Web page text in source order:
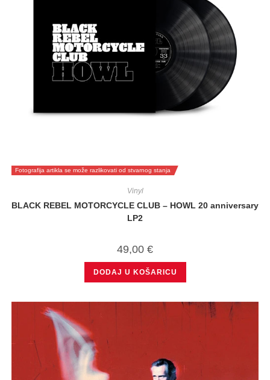
Fotografija artikla se može razlikovati od stvarnog stanja
Vinyl
BLACK REBEL MOTORCYCLE CLUB – HOWL 20 anniversary
LP2
49,00 €
DODAJ U KOŠARICU